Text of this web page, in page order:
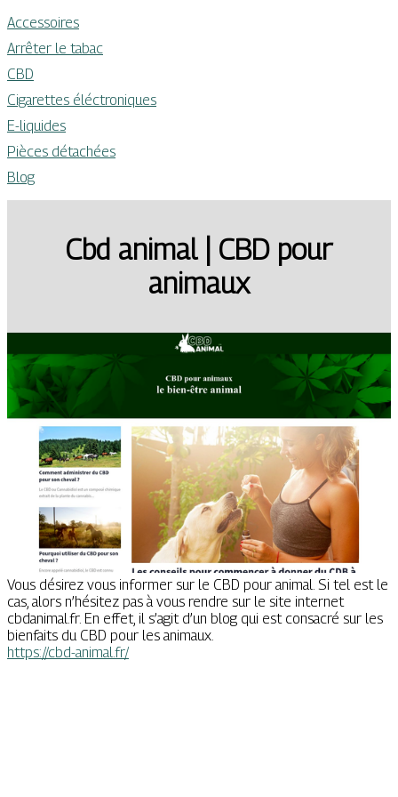
Accessoires
Arrêter le tabac
CBD
Cigarettes éléctroniques
E-liquides
Pièces détachées
Blog
Cbd animal | CBD pour
animaux
Vous désirez vous informer sur le CBD pour animal. Si tel est le
cas, alors n’hésitez pas à vous rendre sur le site internet
cbdanimal.fr. En effet, il s’agit d’un blog qui est consacré sur les
bienfaits du CBD pour les animaux.
https://cbd-animal.fr/